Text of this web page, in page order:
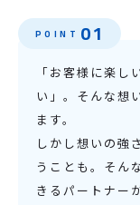
POINT 01
「お客様に楽し
い」。そんな想
ます。
しかし想いの強
うことも。そん
きるパートナー